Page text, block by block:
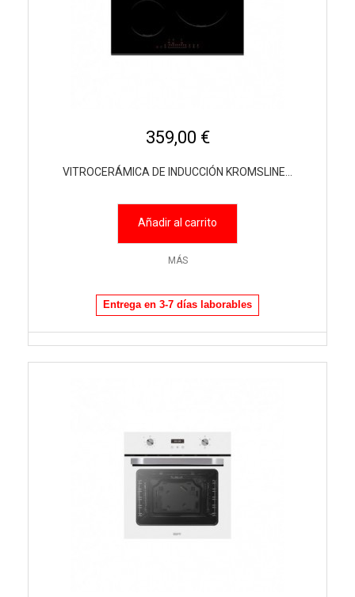
359,00 €
VITROCERÁMICA DE INDUCCIÓN KROMSLINE...
Añadir al carrito
MÁS
Entrega en 3-7 días laborables